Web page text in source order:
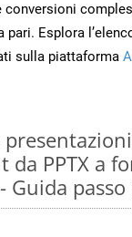
conversioni
pari. Esplora
sulla piattaforma
da PPTX a
Guida passo